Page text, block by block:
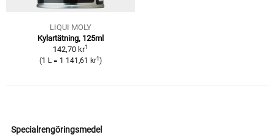
LIQUI MOLY
Kylar­tät­ning, 125ml
142,70 kr1
(1 L = 1 141,61 kr1 )
Specialrengöringsmedel